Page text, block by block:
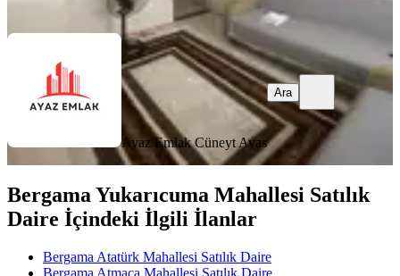
Ayaz EmlakCüneyt Ayas
Ara
Bergama Yukarıcuma Mahallesi Satılık
Daire İçindeki İlgili İlanlar
Bergama Atatürk Mahallesi Satılık Daire
Bergama Atmaca Mahallesi Satılık Daire